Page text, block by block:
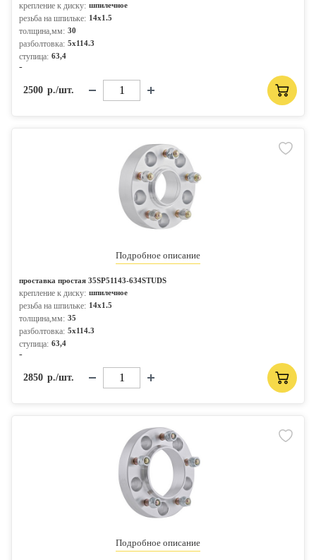
крепление к диску: шпилечное
резьба на шпильке: 14x1.5
толщина,мм: 30
разболтовка: 5x114.3
ступица: 63,4
-
2500 р./шт.
Подробное описание
проставка простая 35SP51143-634STUDS
крепление к диску: шпилечное
резьба на шпильке: 14x1.5
толщина,мм: 35
разболтовка: 5x114.3
ступица: 63,4
-
2850 р./шт.
Подробное описание